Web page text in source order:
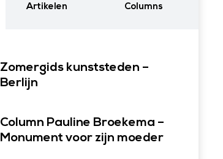
Artikelen Columns
Zomergids kunststeden –
Berlijn
Column Pauline Broekema –
Monument voor zijn moeder